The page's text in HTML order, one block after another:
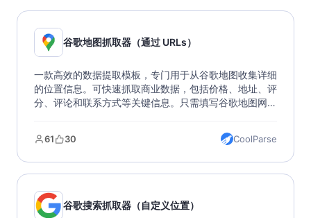
谷歌地图抓取器（通过 URLs）
一款高效的数据提取模板，专门用于从谷歌地图收集详细
的位置信息。可快速抓取商业数据，包括价格、地址、评
分、评论和联系方式等关键信息。只需填写谷歌地图网
Maps API 限制，支持批量提取、多格式导出，适用于市
场研究、竞争分析和位置决策。
61 30 CoolParse
谷歌搜索抓取器（自定义位置）